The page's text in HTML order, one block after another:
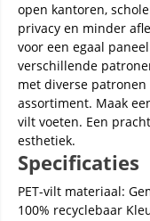
open kantoren,
privacy en minder
voor een egaal
verschillende
met diverse
assortiment. Maak
vilt voeten. Een
esthetiek.
Specificaties
PET-vilt materiaal:
100% recyclebaar